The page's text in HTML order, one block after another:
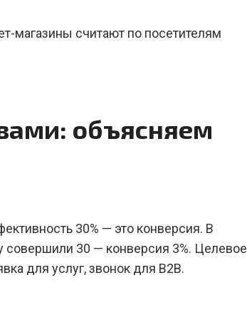
магазины считают по посетителям
объясняем
30% — это конверсия. В
совершили 30 — конверсия 3%. Целевое
для услуг, звонок для B2B.